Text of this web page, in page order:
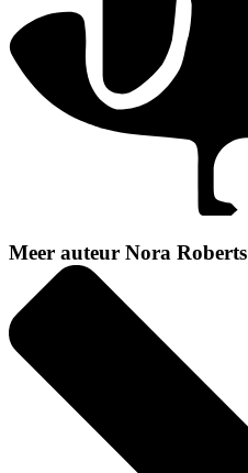
Meer auteur Nora Roberts